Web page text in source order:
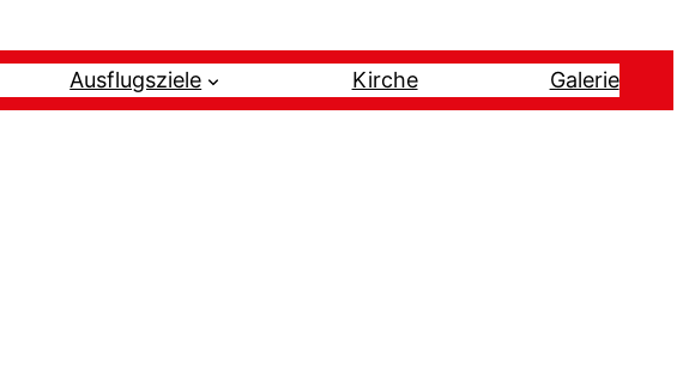
Ausflugsziele Kirche Galerie